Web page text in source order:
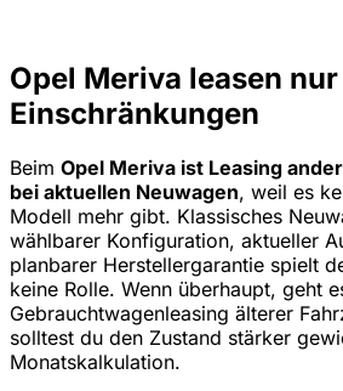
Opel Meriva leasen
Einschränkungen
Beim Opel Meriva ist Leasing
bei aktuellen Neuwagen, weil es
Modell mehr gibt. Klassisches
wählbarer Konfiguration, aktueller
planbarer Herstellergarantie spielt
keine Rolle. Wenn überhaupt, geht
Gebrauchtwagenleasing älterer
solltest du den Zustand stärker
Monatskalkulation.